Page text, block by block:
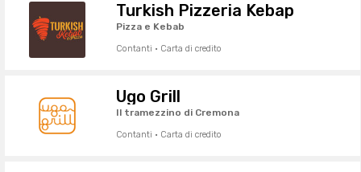
Turkish Pizzeria Kebap
Pizza e Kebab
Contanti · Carta di credito
Ugo Grill
Il tramezzino di Cremona
Contanti · Carta di credito